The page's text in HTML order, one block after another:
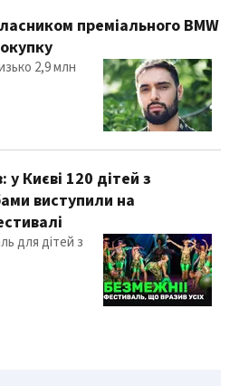
преміального BMW
2,9 млн
у Києві 120 дітей з
виступили на
для дітей з